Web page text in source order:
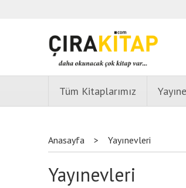
Tüm Kitaplarımız
Anasayfa > Yayınevleri
Yayınevleri